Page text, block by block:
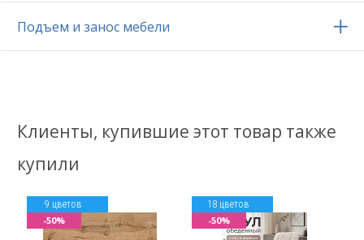
Подъем и занос мебели
Клиенты, купившие этот товар также
купили
9 цветов
-50%
18 цветов
-50%